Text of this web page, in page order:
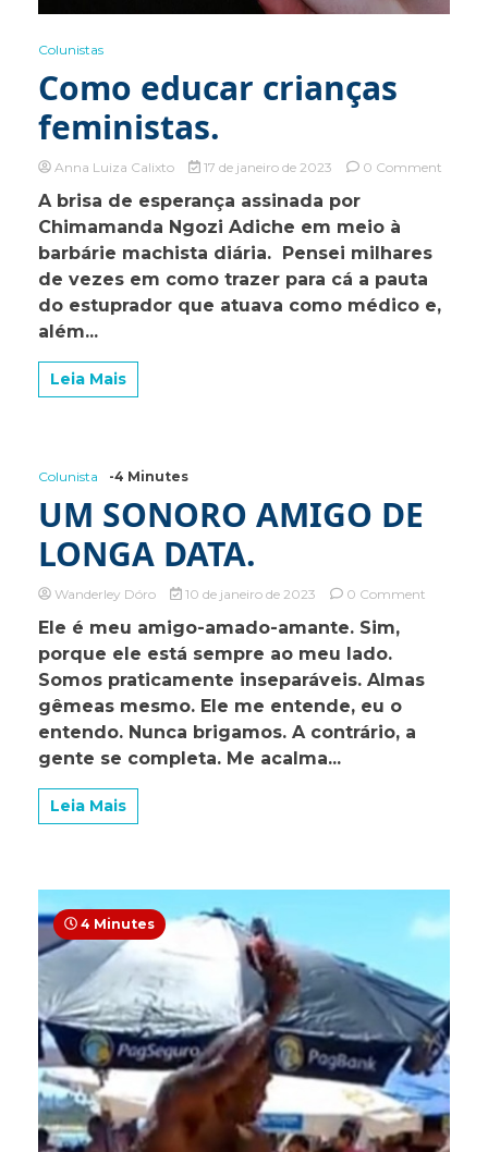
Colunistas
Como educar crianças
feministas.
Anna Luiza Calixto 17 de janeiro de 2023 0 Commenton
A brisa de esperança assinada por
Chimamanda Ngozi Adiche em meio à
barbárie machista diária. Pensei milhares
de vezes em como trazer para cá a pauta
do estuprador que atuava como médico e,
além...
Leia Mais
Colunista -4 Minutes
UM SONORO AMIGO DE
LONGA DATA.
Wanderley Dóro 10 de janeiro de 2023 0 Commenton
Ele é meu amigo-amado-amante. Sim,
porque ele está sempre ao meu lado.
Somos praticamente inseparáveis. Almas
gêmeas mesmo. Ele me entende, eu o
entendo. Nunca brigamos. A contrário, a
gente se completa. Me acalma...
Leia Mais
4 Minutes